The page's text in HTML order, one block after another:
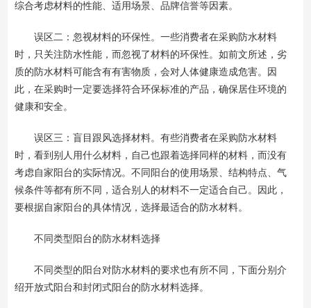
综合考虑材料的性能、适用场景、品牌信誉等因素。
误区二：忽视材料的环保性。一些消费者在采购防水材料
时，只关注防水性能，而忽视了材料的环保性。如前文所述，劣
质的防水材料可能含有有害物质，会对人体健康造成危害。因
此，在采购时一定要选择符合环保标准的产品，确保居住环境的
健康和安全。
误区三：盲目跟风选择材料。有些消费者在采购防水材料
时，看到别人用什么材料，自己也跟着选择同样的材料，而没有
考虑自家阳台的实际情况。不同阳台的使用场景、结构特点、气
候条件等都有所不同，适合别人的材料不一定适合自己。因此，
要根据自家阳台的具体情况，选择最适合的防水材料。
不同类型阳台的防水材料选择
不同类型的阳台对防水材料的要求也有所不同，下面分别介
绍开放式阳台和封闭式阳台的防水材料选择。